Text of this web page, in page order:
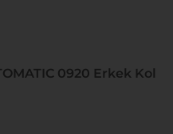
0920 Erkek Kol